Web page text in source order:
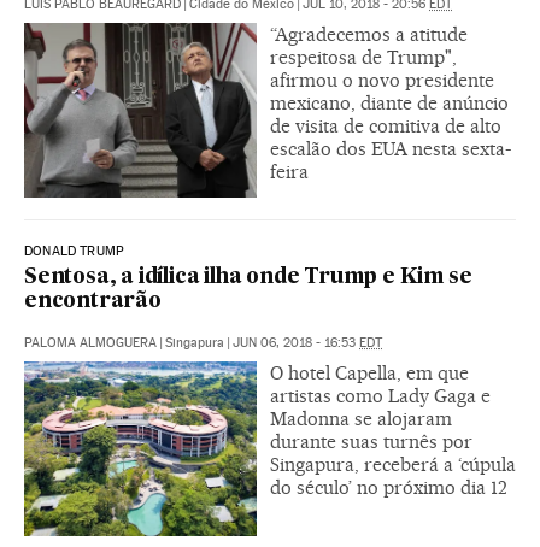
LUIS PABLO BEAUREGARD Cidade do México JUL 10, 2018 - 20:56 EDT
“Agradecemos a atitude
respeitosa de Trump",
afirmou o novo presidente
mexicano, diante de anúncio
de visita de comitiva de alto
escalão dos EUA nesta sexta-
feira
DONALD TRUMP
Sentosa, a idílica ilha onde Trump e Kim se
encontrarão
PALOMA ALMOGUERA Singapura JUN 06, 2018 - 16:53 EDT
O hotel Capella, em que
artistas como Lady Gaga e
Madonna se alojaram
durante suas turnês por
Singapura, receberá a ‘cúpula
do século’ no próximo dia 12